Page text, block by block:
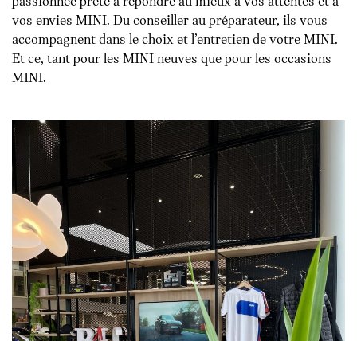
vos envies MINI. Du conseiller au préparateur, ils vous
accompagnent dans le choix et l’entretien de votre MINI.
Et ce, tant pour les MINI neuves que pour les occasions
MINI.